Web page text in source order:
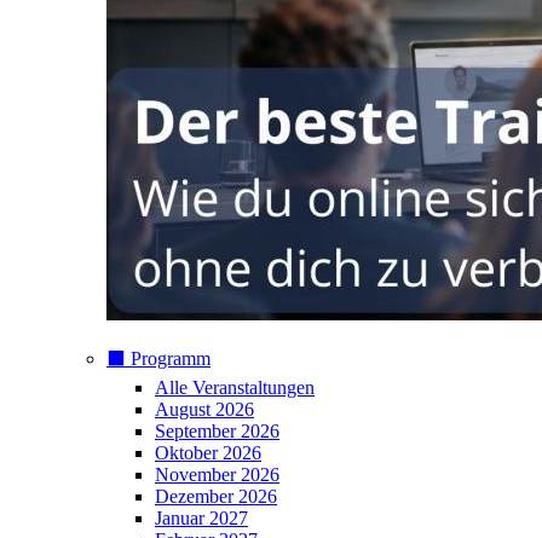
⬛️ Programm
Alle Veranstaltungen
August 2026
September 2026
Oktober 2026
November 2026
Dezember 2026
Januar 2027